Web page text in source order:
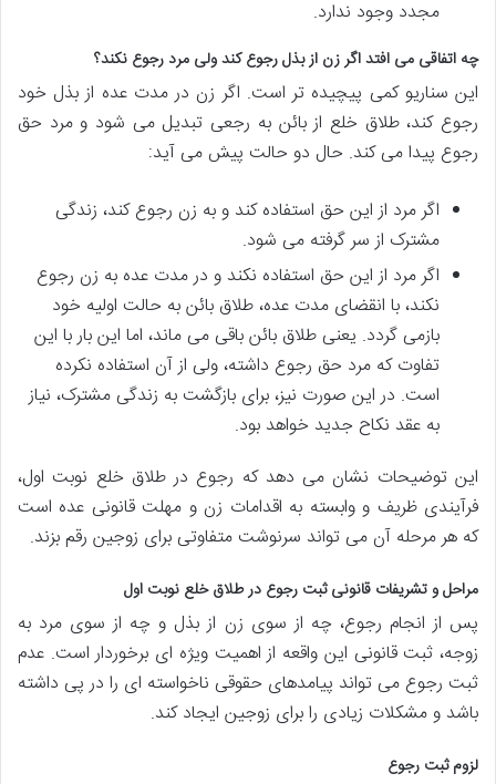
مجدد وجود ندارد.
چه اتفاقی می افتد اگر زن از بذل رجوع کند ولی مرد رجوع نکند؟
این سناریو کمی پیچیده تر است. اگر زن در مدت عده از بذل خود
رجوع کند، طلاق خلع از بائن به رجعی تبدیل می شود و مرد حق
رجوع پیدا می کند. حال دو حالت پیش می آید:
اگر مرد از این حق استفاده کند و به زن رجوع کند، زندگی
مشترک از سر گرفته می شود.
اگر مرد از این حق استفاده نکند و در مدت عده به زن رجوع
نکند، با انقضای مدت عده، طلاق بائن به حالت اولیه خود
بازمی گردد. یعنی طلاق بائن باقی می ماند، اما این بار با این
تفاوت که مرد حق رجوع داشته، ولی از آن استفاده نکرده
است. در این صورت نیز، برای بازگشت به زندگی مشترک، نیاز
به عقد نکاح جدید خواهد بود.
این توضیحات نشان می دهد که رجوع در طلاق خلع نوبت اول،
فرآیندی ظریف و وابسته به اقدامات زن و مهلت قانونی عده است
که هر مرحله آن می تواند سرنوشت متفاوتی برای زوجین رقم بزند.
مراحل و تشریفات قانونی ثبت رجوع در طلاق خلع نوبت اول
پس از انجام رجوع، چه از سوی زن از بذل و چه از سوی مرد به
زوجه، ثبت قانونی این واقعه از اهمیت ویژه ای برخوردار است. عدم
ثبت رجوع می تواند پیامدهای حقوقی ناخواسته ای را در پی داشته
باشد و مشکلات زیادی را برای زوجین ایجاد کند.
لزوم ثبت رجوع